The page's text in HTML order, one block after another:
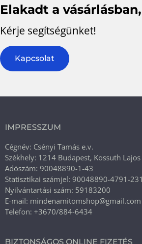
Elakadt a
Kérje segítségünket!
Kapcsolat
IMPRESSZUM
Cégnév: Csényi Tamás e.v.
Székhely: 1214 Budapest, Kossuth
Adószám: 90048890-1-43
Statisztikai számjel: 90048890-4791-
Nyilvántartási szám: 59183200
E-mail: mindenamitomshop@gmail.com
Telefon: +3670/884-6434
BIZTONSÁGOS ONLINE FIZETÉS